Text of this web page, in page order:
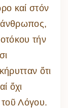
καί στόν
τήν
ὅτι
ὄχι
Λόγου.